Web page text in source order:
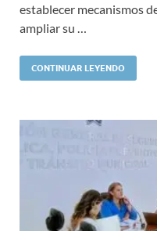
establecer mecanismos
ampliar su …
CONTINUAR LEYENDO